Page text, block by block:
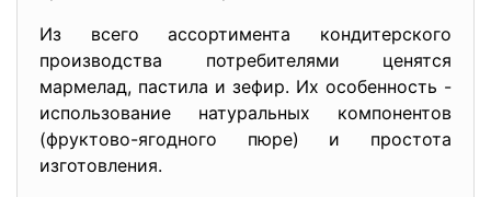
Из всего ассортимента кондитерского
производства потребителями ценятся
мармелад, пастила и зефир. Их особенность -
использование натуральных компонентов
(фруктово-ягодного пюре) и простота
изготовления.